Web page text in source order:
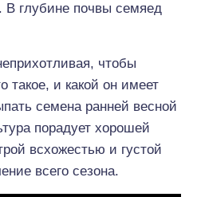
глубине почвы семяед
чтобы
такое, и какой он имеет
семена ранней весной
порадует хорошей
всхожестью и густой
всего сезона.